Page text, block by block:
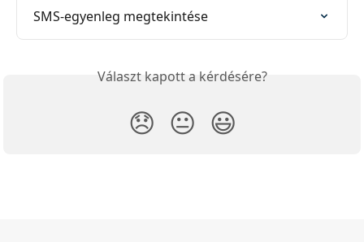
SMS-egyenleg megtekintése
Választ kapott a kérdésére?
😞 😐 😃